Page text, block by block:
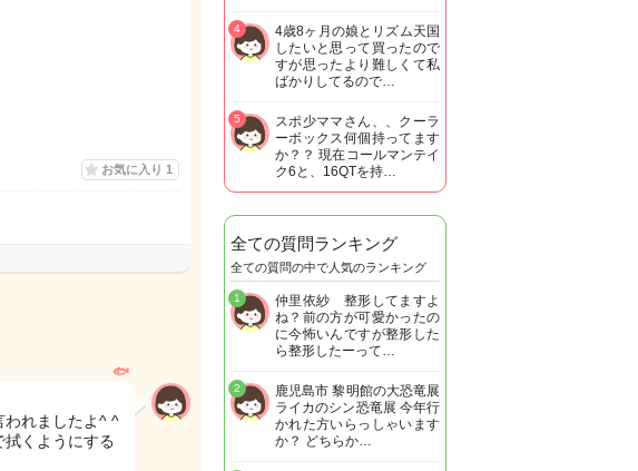
お気に入り 1
🐟
われましたよ^ ^
くようにする
4歳8ヶ月の娘とリズム天国
したいと思って買ったので
すが思ったより難しくて私
ばかりしてるので…
4
スポ少ママさん、、クーラ
ーボックス何個持ってます
か？？ 現在コールマンテイ
ク6と、16QTを持…
5
全ての質問ランキング
全ての質問の中で人気のランキング
仲里依紗 整形してますよ
ね？前の方が可愛かったの
に今怖いんですが整形した
ら整形したーって…
1
鹿児島市 黎明館の大恐竜展
ライカのシン恐竜展 今年行
かれた方いらっしゃいます
か？ どちらか…
2